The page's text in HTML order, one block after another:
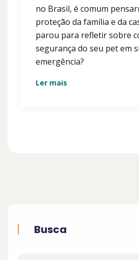
no Brasil, é comum
proteção da família e da
parou para refletir sobre
segurança do seu pet em
emergência?
Ler mais
Busca